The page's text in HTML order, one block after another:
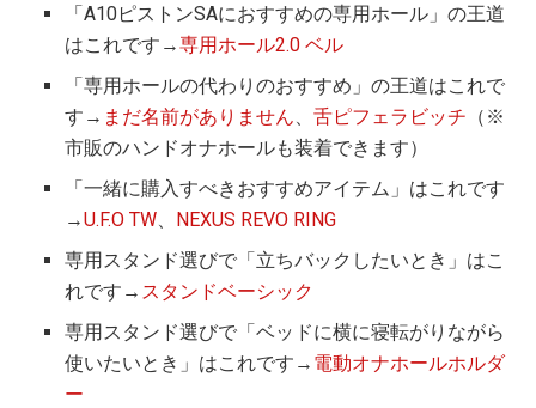
「A10ピストンSAにおすすめの専用ホール」の王道
はこれです→専用ホール2.0 ベル
「専用ホールの代わりのおすすめ」の王道はこれで
す→ まだ名前がありません、舌ピフェラビッチ （※
市販のハンドオナホールも装着できます）
「一緒に購入すべきおすすめアイテム」はこれです
→U.F.O TW、
NEXUS REVO RING
専用スタンド選びで「立ちバックしたいとき」はこ
れです→ スタンドベーシック
専用スタンド選びで「ベッドに横に寝転がりながら
使いたいとき」はこれです→ 電動オナホールホルダ
ー